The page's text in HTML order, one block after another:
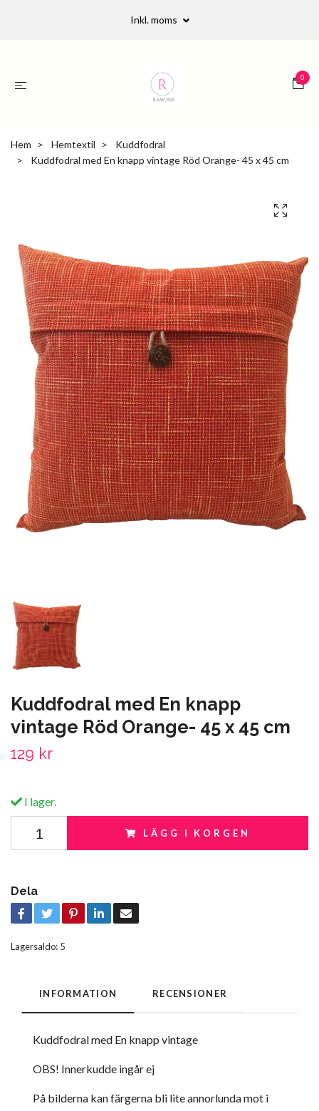
Inkl. moms
0
Hem Hemtextil
Kuddfodral
Kuddfodral med En knapp vintage Röd Orange- 45 x 45 cm
Kuddfodral med En knapp
vintage Röd Orange- 45 x 45 cm
129 kr
I lager.
LÄGG I KORGEN
Dela
Lagersaldo: 5
INFORMATION RECENSIONER
Kuddfodral med En knapp vintage
OBS! Innerkudde ingår ej
På bilderna kan färgerna bli lite annorlunda mot i